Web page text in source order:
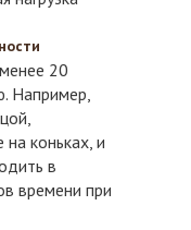
20
Например,
на коньках, и
в
времени при